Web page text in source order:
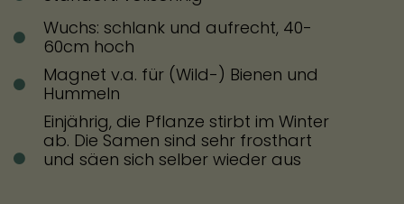
Wuchs: schlank und aufrecht, 40-
60cm hoch
Magnet v.a. für (Wild-) Bienen und
Hummeln
Einjährig, die Pflanze stirbt im Winter
ab. Die Samen sind sehr frosthart
und säen sich selber wieder aus